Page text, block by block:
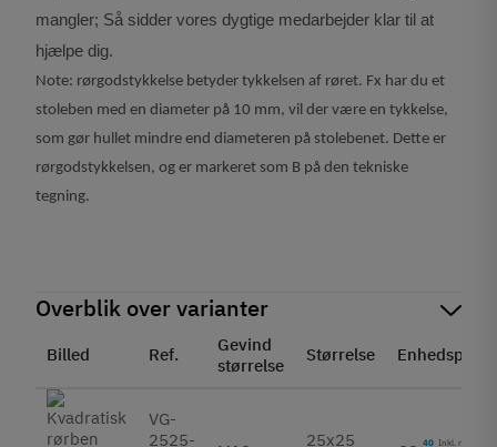
mangler; Så sidder vores dygtige medarbejder klar til at
hjælpe dig.
Note: rørgodstykkelse betyder tykkelsen af røret. Fx har du et
stoleben med en diameter på 10 mm, vil der være en tykkelse,
som gør hullet mindre end diameteren på stolebenet. Dette er
rørgodstykkelsen, og er markeret som B på den tekniske
tegning.
Overblik over varianter
Billed Ref.
Gevind
størrelse
Størrelse Enhedspris
VG-
2525-
25x25 40 Inkl. moms